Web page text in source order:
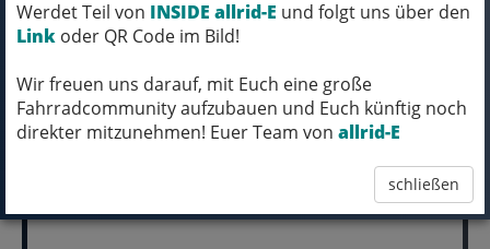
Werdet Teil von INSIDE allrid-E und folgt uns über den
Link oder QR Code im Bild!
Wir freuen uns darauf, mit Euch eine große
Fahrradcommunity aufzubauen und Euch künftig noch
direkter mitzunehmen! Euer Team von allrid-E
schließen
MICH KANNST DU BESTELLEN - MIT
ABHOLUNG IN NORTORF!
pro Stück (inkl. MwSt.)
29,99 EUR